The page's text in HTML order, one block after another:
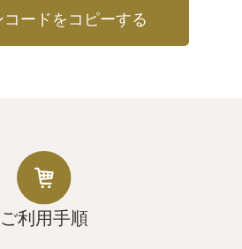
コードをコピーする
ご利用手順